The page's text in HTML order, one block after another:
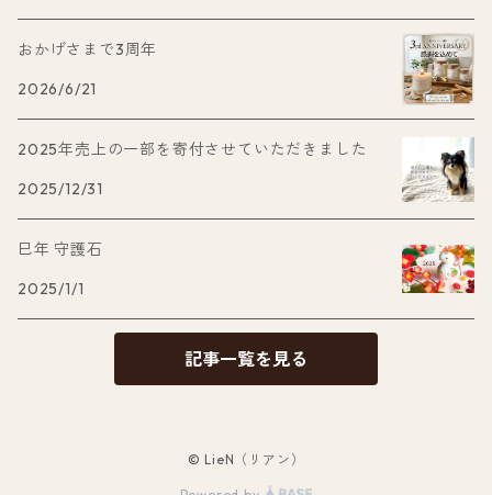
おかげさまで3周年
2026/6/21
2025年売上の一部を寄付させていただきました
2025/12/31
巳年 守護石
2025/1/1
記事一覧を見る
© LieN（リアン）